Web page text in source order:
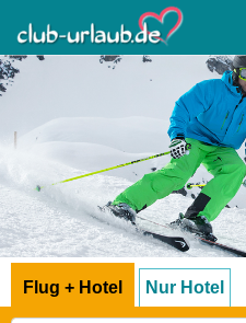
Flug + Hotel Nur Hotel